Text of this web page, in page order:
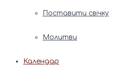
Поставити свічку
Молитви
Календар